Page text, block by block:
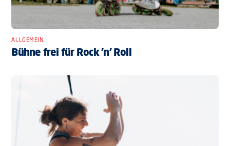
ALLGEMEIN
Bühne frei für Rock ’n’ Roll